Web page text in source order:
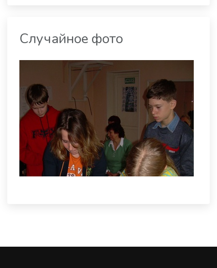
Случайное фото